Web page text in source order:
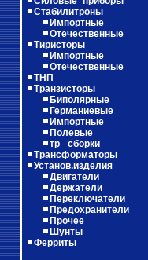
Стабилитроны
Импортные
Отечественные
Тиристоры
Импортные
Отечественные
ТНП
Транзисторы
Биполярные
Германиевые
Импортные
Полевые
тр _сборки
Трансформаторы
Установ.изделия
Двигатели
Держатели
Переключатели
Предохранители
Прочее
Шунты
Ферриты